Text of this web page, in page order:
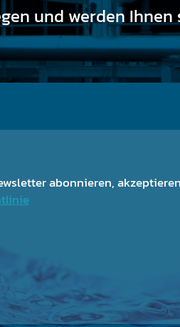
und werden Ihnen
abonnieren,